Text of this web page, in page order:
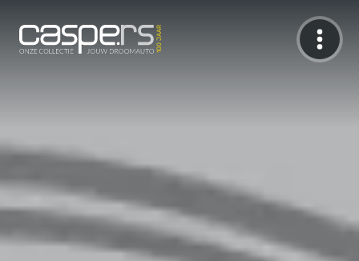
De Caspers Collectie